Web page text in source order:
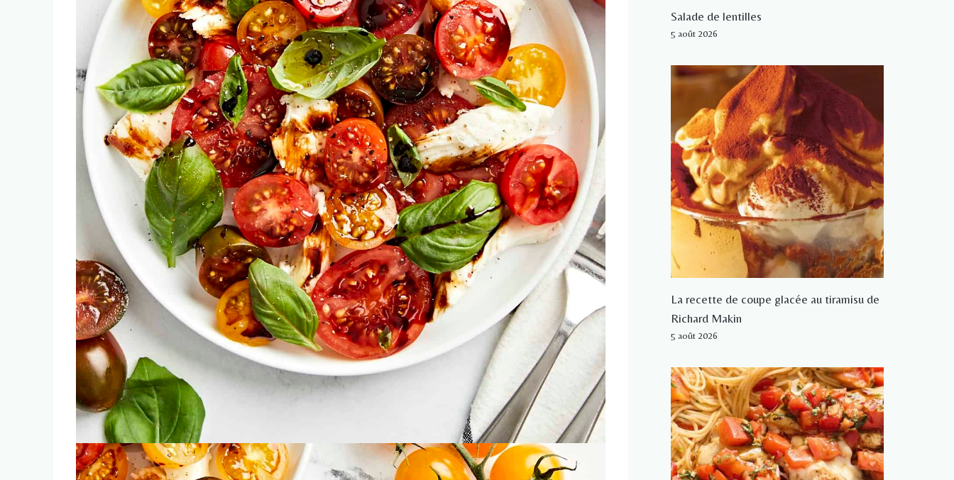
Salade de lentilles
5 août 2026
La recette de coupe glacée au tiramisu de
Richard Makin
5 août 2026